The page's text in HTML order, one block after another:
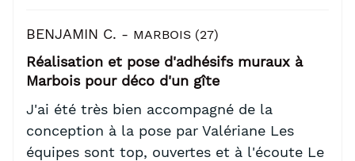
BENJAMIN C. - MARBOIS (27)
Réalisation et pose d'adhésifs muraux à
Marbois pour déco d'un gîte
J'ai été très bien accompagné de la
conception à la pose par Valériane Les
équipes sont top, ouvertes et à l'écoute Le